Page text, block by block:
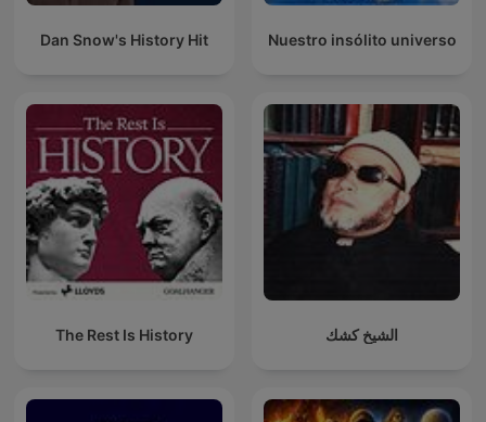
Dan Snow's History Hit Nuestro insólito universo
The Rest Is History الشيخ كشك